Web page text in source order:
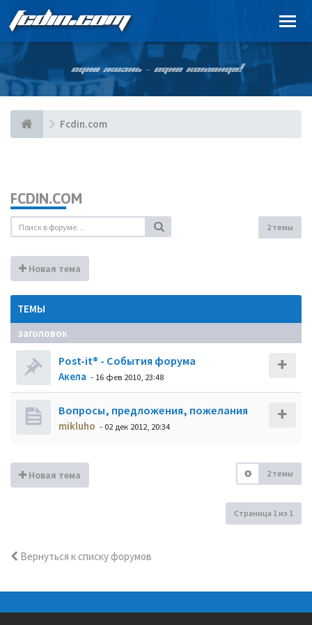
FCDIN.COM
ОДНА ЖИЗНЬ – ОДНА КОМАНДА!
Fcdin.com
FCDIN.COM
2 темы
Новая тема
ТЕМЫ
заголовок
Post-it® - События форума
Акела - 16 фев 2010, 23:48
Вопросы, предложения, пожелания
mikluho - 02 дек 2012, 20:34
Новая тема 2 темы
Страница 1из 1
Вернуться к списку форумов